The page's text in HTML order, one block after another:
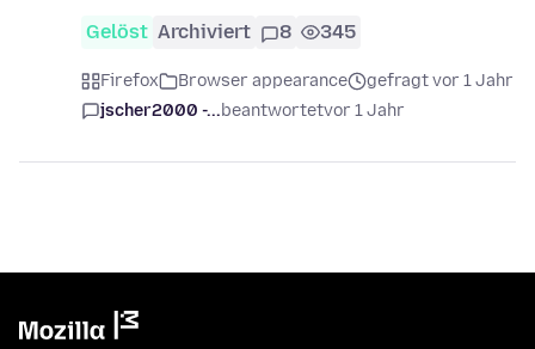
Gelöst Archiviert 8 345
Firefox Browser appearance
gefragt vor 1 Jahr
jscher2000 -...beantwortetvor 1 Jahr